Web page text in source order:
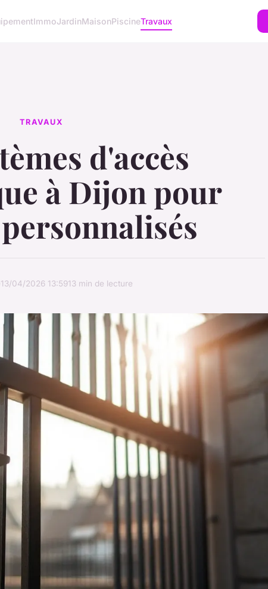
ImmoJardinMaisonPiscineTravaux
TRAVAUX
d'accès
à Dijon pour
13/04/2026 13:5913 min de lecture